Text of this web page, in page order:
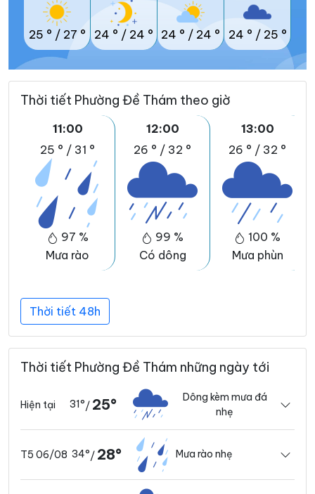
25 ° / 27 ° 24 ° / 24 ° 24 ° / 24 ° 24 ° / 25 °
Thời tiết Phường Đề Thám theo giờ
11:00
25 ° / 31 °
97 %
Mưa rào
12:00
26 ° / 32 °
99 %
Có dông
13:00
26 ° / 32 °
100 %
Mưa phùn
Thời tiết 48h
Thời tiết Phường Đề Thám những ngày tới
Hiện tại 31°/ 25°
Dông kèm mưa đá
nhẹ
T5 06/08 34°/ 28° Mưa rào nhẹ